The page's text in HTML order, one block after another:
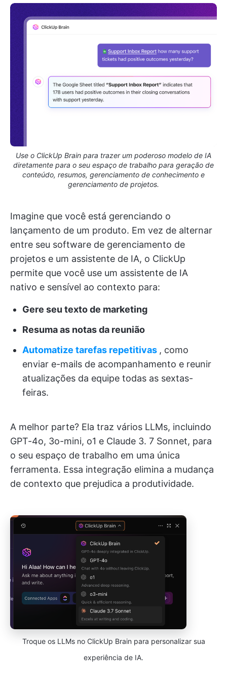
Use o ClickUp Brain para trazer um poderoso modelo de IA
diretamente para o seu espaço de trabalho para geração de
conteúdo, resumos, gerenciamento de conhecimento e
gerenciamento de projetos.
Imagine que você está gerenciando o
lançamento de um produto. Em vez de alternar
entre seu software de gerenciamento de
projetos e um assistente de IA, o ClickUp
permite que você use um assistente de IA
nativo e sensível ao contexto para:
Gere seu texto de marketing
Resuma as notas da reunião
Automatize tarefas repetitivas , como
enviar e-mails de acompanhamento e reunir
atualizações da equipe todas as sextas-
feiras.
A melhor parte? Ela traz vários LLMs, incluindo
GPT-4o, 3o-mini, o1 e Claude 3. 7 Sonnet, para
o seu espaço de trabalho em uma única
ferramenta. Essa integração elimina a mudança
de contexto que prejudica a produtividade.
Troque os LLMs no ClickUp Brain para personalizar sua
experiência de IA.